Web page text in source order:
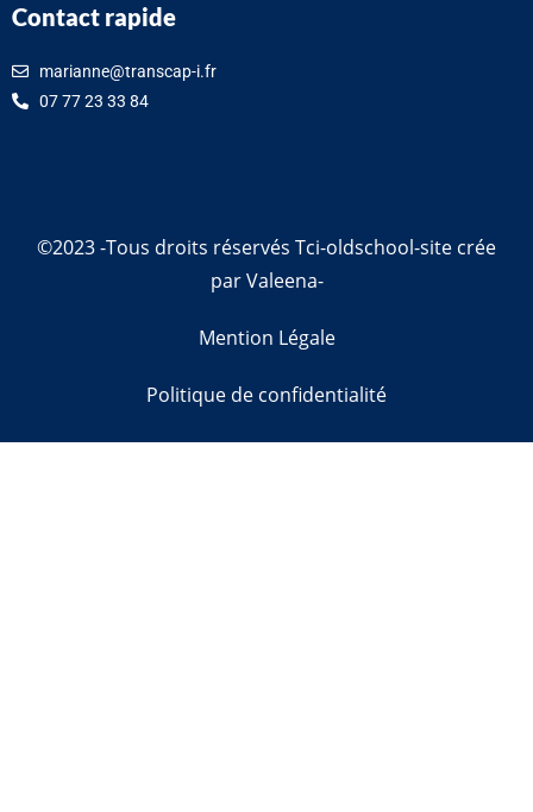
Contact rapide
marianne@transcap-i.fr
07 77 23 33 84
©2023 -Tous droits réservés Tci-oldschool-site crée
par Valeena-
Mention Légale
Politique de confidentialité